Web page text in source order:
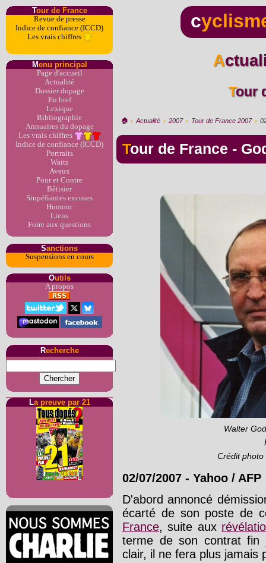
Tour de France
Revue de presse
Indice de confiance (ICCD)
Les vrais chiffres
Menu principal
Page d'accueil
Actualité
Dossier dopage
En bref
Lexique
Bibliographie
Annuaires du dopage
Les vrais chiffres
Indice de confiance (ICCD)
Portraits
Watts
Aveux
Pour et Contre
Bêtisier
Stupéfiantes excuses
Humour
Liens
Foire aux questions
Sanctions
Suspensions en cours
Outils
A propos
Recherche
La preuve par 21
c
🏠︎ › Actualité › 2007 › Tour de France 2007 ›
Tour de France -
Walter
Crédit
02/07/2007 - Yahoo / AFP
D'abord annoncé
écarté de son poste de
France, suite aux
terme de son contrat
clair, il ne fera plus jamais